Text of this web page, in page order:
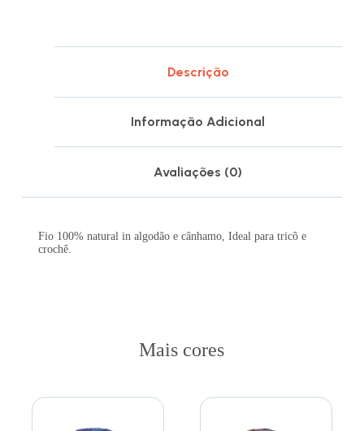
Descrição
Informação Adicional
Avaliações (0)
Fio 100% natural in algodão e cânhamo, Ideal para tricô e
crochê.
Mais cores